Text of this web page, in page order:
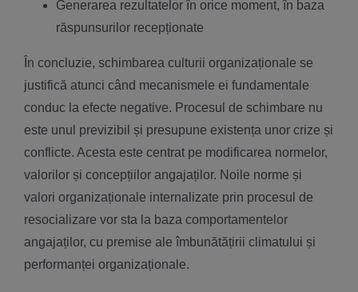
Generarea rezultatelor în orice moment, în baza
răspunsurilor recepționate
În concluzie, schimbarea culturii organizaționale se
justifică atunci când mecanismele ei fundamentale
conduc la efecte negative. Procesul de schimbare nu
este unul previzibil și presupune existența unor crize și
conflicte. Acesta este centrat pe modificarea normelor,
valorilor și concepțiilor angajaților. Noile norme și
valori organizaționale internalizate prin procesul de
resocializare vor sta la baza comportamentelor
angajaților, cu premise ale îmbunătățirii climatului și
performanței organizaționale.